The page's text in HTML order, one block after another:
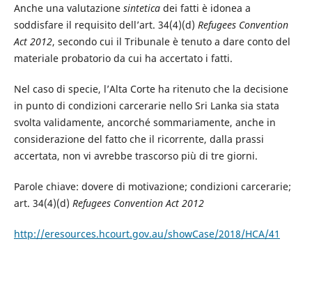
Anche una valutazione sinteticadei fatti è idonea a
soddisfare il requisito dell’art. 34(4)(d) Refugees Convention
Act 2012, secondo cui il Tribunale è tenuto a dare conto del
materiale probatorio da cui ha accertato i fatti.
Nel caso di specie, l’Alta Corte ha ritenuto che la decisione
in punto di condizioni carcerarie nello Sri Lanka sia stata
svolta validamente, ancorché sommariamente, anche in
considerazione del fatto che il ricorrente, dalla prassi
accertata, non vi avrebbe trascorso più di tre giorni.
Parole chiave: dovere di motivazione; condizioni carcerarie;
art. 34(4)(d) Refugees Convention Act 2012
http://eresources.hcourt.gov.au/showCase/2018/HCA/41